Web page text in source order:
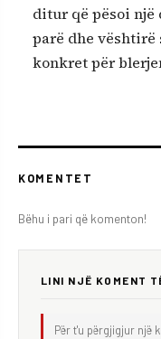
ditur që pësoi një
parë dhe vështirë
konkret për
KOMENTET
Bëhu i pari që komenton!
LINI NJË KOMENT
Për t'u përgjigjur një